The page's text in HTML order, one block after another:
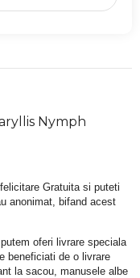
Nymph
Gratuita si puteti
anonimat, bifand acest
oferi livrare speciala
beneficiati de o livrare
la sacou, manusele albe